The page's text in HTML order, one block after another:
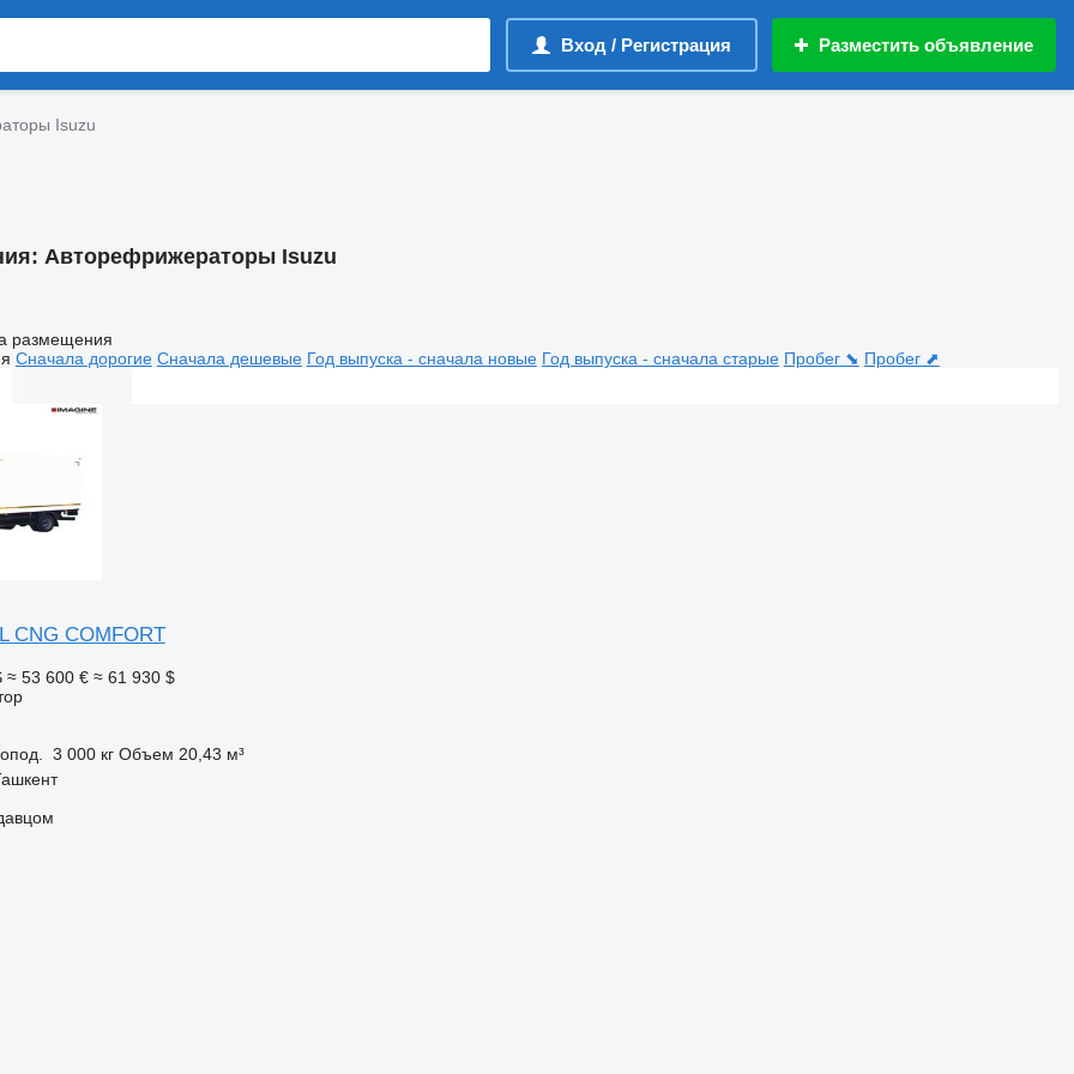
Вход / Регистрация Разместить объявление
Isuzu
Авторефрижераторы Isuzu
размещения
Сначала дорогие Сначала дешевые Год выпуска - сначала новые Год выпуска - сначала старые Пробег ⬊ Пробег ⬈
CNG COMFORT
≈ 53 600 € ≈ 61 930 $
3 000 кг Объем 20,43 м³